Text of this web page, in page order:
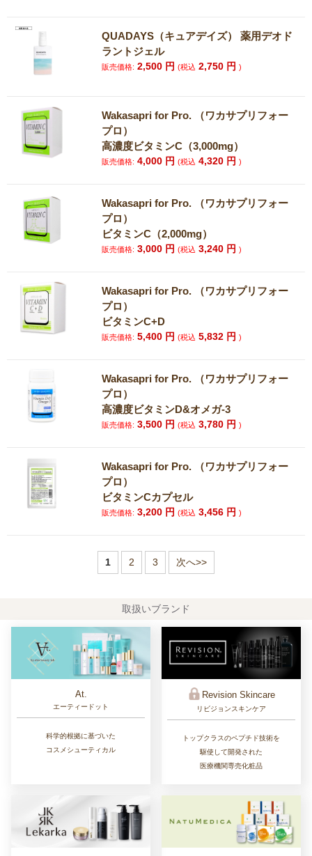
QUADAYS（キュアデイズ） 薬用デオド
ラントジェル
販売価格: 2,500 円(税込 2,750 円)
Wakasapri for Pro. （ワカサプリフォー
プロ）
高濃度ビタミンC（3,000mg）
販売価格: 4,000 円(税込 4,320 円)
Wakasapri for Pro. （ワカサプリフォー
プロ）
ビタミンC（2,000mg）
販売価格: 3,000 円(税込 3,240 円)
Wakasapri for Pro. （ワカサプリフォー
プロ）
ビタミンC+D
販売価格: 5,400 円(税込 5,832 円)
Wakasapri for Pro. （ワカサプリフォー
プロ）
高濃度ビタミンD&オメガ-3
販売価格: 3,500 円(税込 3,780 円)
Wakasapri for Pro. （ワカサプリフォー
プロ）
ビタミンCカプセル
販売価格: 3,200 円(税込 3,456 円)
1 2 3 次へ>>
取扱いブランド
At.
エーティードット
科学的根拠に基づいた
コスメシューティカル
Revision Skincare
リビジョンスキンケア
トップクラスのペプチド技術を
駆使して開発された
医療機関専売化粧品